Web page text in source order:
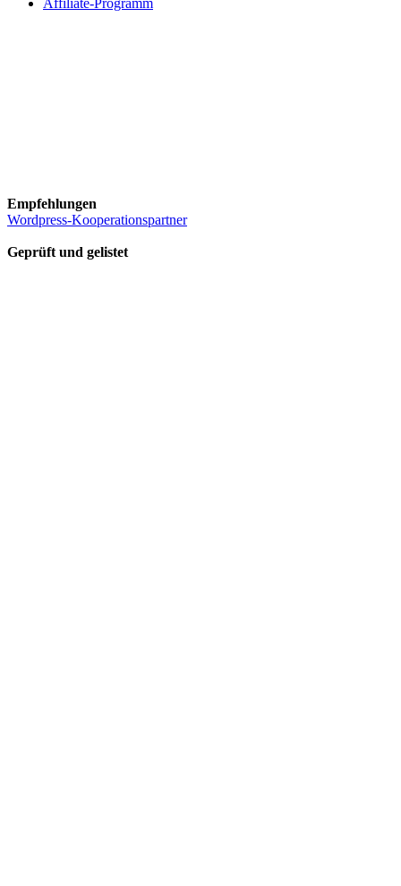
Affiliate-Programm
Empfehlungen
Wordpress-Kooperationspartner
Geprüft und gelistet